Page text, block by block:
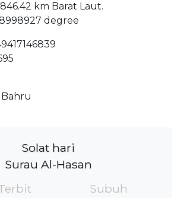
km Barat Laut.
degree
Bahru
Solat hari
Surau Al-Hasan
Subuh